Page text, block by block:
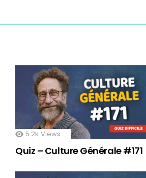
5.2k Views
Quiz – Culture Générale #171